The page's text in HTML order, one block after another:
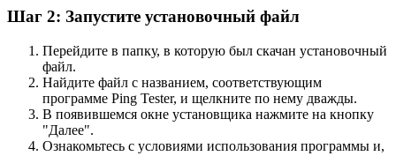
Шаг 2: Запустите установочный файл
Перейдите в папку, в которую был скачан установочный
файл.
Найдите файл с названием, соответствующим
программе Ping Tester, и щелкните по нему дважды.
В появившемся окне установщика нажмите на кнопку
"Далее".
Ознакомьтесь с условиями использования программы и,